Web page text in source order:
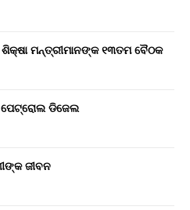
ମନ୍ତ୍ରୀମାନଙ୍କ ୧୩ତମ ବୈଠକ
ପେଟ୍ରୋଲ ଡିଜେଲ
ଜୀବନ